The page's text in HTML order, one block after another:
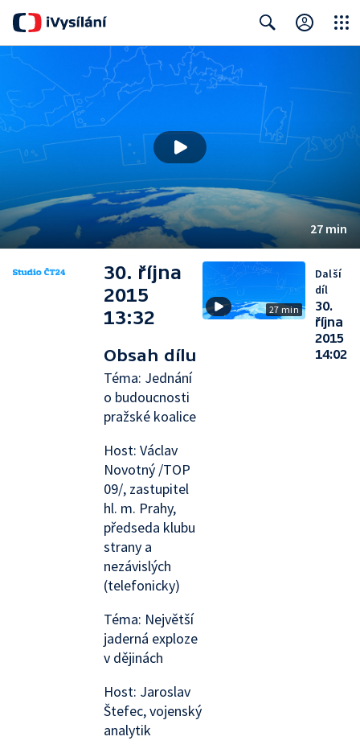
27 min
30. října
2015
13:32
Obsah dílu
Téma: Jednání
o budoucnosti
pražské koalice
Host: Václav
Novotný /TOP
09/, zastupitel
hl. m. Prahy,
předseda klubu
strany a
nezávislých
(telefonicky)
Téma: Největší
jaderná exploze
v dějinách
Host: Jaroslav
Štefec, vojenský
analytik
27 min
Další
díl
30.
října
2015
14:02